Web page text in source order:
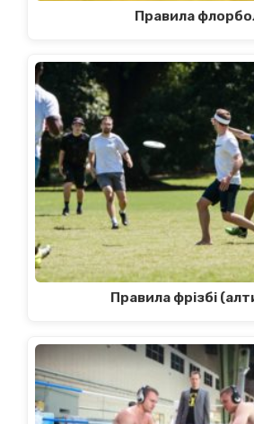
Правила
Правила фрізбі